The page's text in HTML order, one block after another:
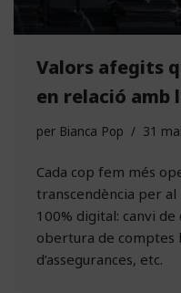
Valors afegits
en relació amb
per Bianca Pop 31
Cada cop fem més
transcendència per
100% digital: canvi
obertura de comptes
d’assegurances, etc.